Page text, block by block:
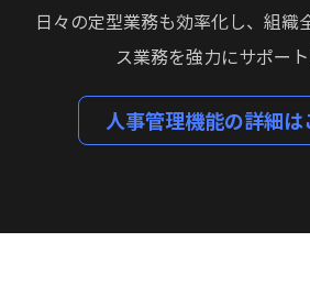
日々の定型業務も効率化し、組織
ス業務を強力にサポート
人事管理機能の詳細は